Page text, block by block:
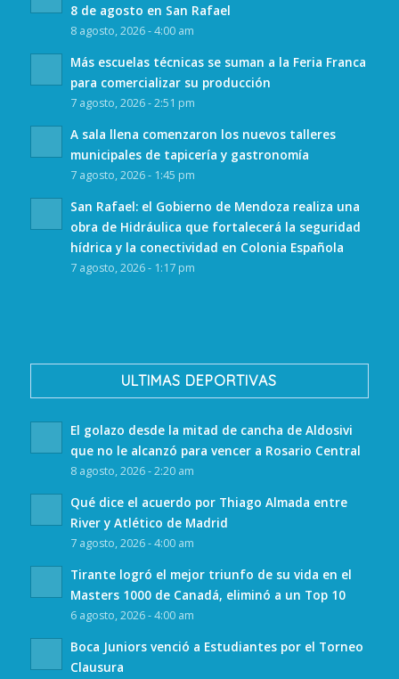
8 de agosto en San Rafael
8 agosto, 2026 - 4:00 am
Más escuelas técnicas se suman a la Feria Franca
para comercializar su producción
7 agosto, 2026 - 2:51 pm
A sala llena comenzaron los nuevos talleres
municipales de tapicería y gastronomía
7 agosto, 2026 - 1:45 pm
San Rafael: el Gobierno de Mendoza realiza una
obra de Hidráulica que fortalecerá la seguridad
hídrica y la conectividad en Colonia Española
7 agosto, 2026 - 1:17 pm
ULTIMAS DEPORTIVAS
El golazo desde la mitad de cancha de Aldosivi
que no le alcanzó para vencer a Rosario Central
8 agosto, 2026 - 2:20 am
Qué dice el acuerdo por Thiago Almada entre
River y Atlético de Madrid
7 agosto, 2026 - 4:00 am
Tirante logró el mejor triunfo de su vida en el
Masters 1000 de Canadá, eliminó a un Top 10
6 agosto, 2026 - 4:00 am
Boca Juniors venció a Estudiantes por el Torneo
Clausura